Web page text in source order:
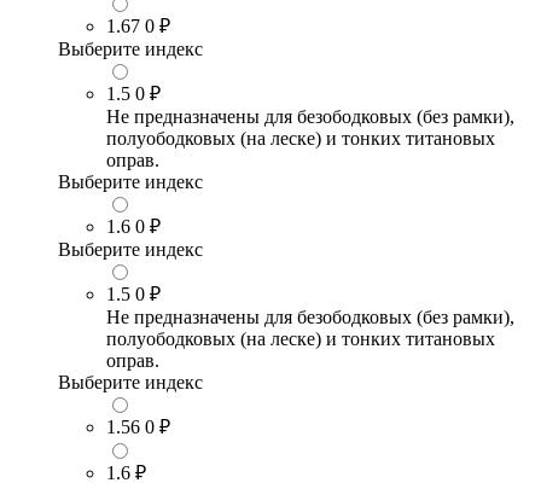
1.67 0 ₽
Выберите индекс
1.5 0 ₽
Не предназначены для безободковых (без рамки),
полуободковых (на леске) и тонких титановых
оправ.
Выберите индекс
1.6 0 ₽
Выберите индекс
1.5 0 ₽
Не предназначены для безободковых (без рамки),
полуободковых (на леске) и тонких титановых
оправ.
Выберите индекс
1.56 0 ₽
1.6 ₽